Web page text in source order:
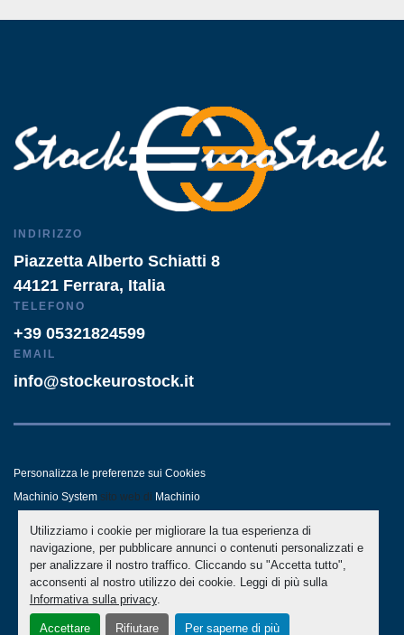
Utilizziamo i cookie per migliorare la tua esperienza di
navigazione, per pubblicare annunci o contenuti personalizzati e
per analizzare il nostro traffico. Cliccando su "Accetta tutto",
acconsenti al nostro utilizzo dei cookie. Leggi di più sulla
Informativa sulla privacy.
Accettare Rifiutare Per saperne di più
INDIRIZZO
Piazzetta Alberto Schiatti 8
44121 Ferrara, Italia
TELEFONO
+39 05321824599
EMAIL
info@stockeurostock.it
Personalizza le preferenze sui Cookies
Machinio System sito web di Machinio
- LINKEDIN - WHATSAPP